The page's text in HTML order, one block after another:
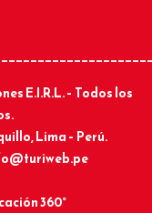
E.I.R.L. – Todos los
Lima – Perú.
360°